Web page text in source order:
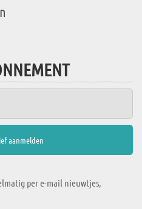
per e-mail nieuwtjes,